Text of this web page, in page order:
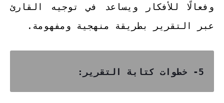
وفعالًا للأفكار ويساعد في توجيه القارئ
عبر التقرير بطريقة منهجية ومفهومة.
5- خطوات كتابة التقرير: